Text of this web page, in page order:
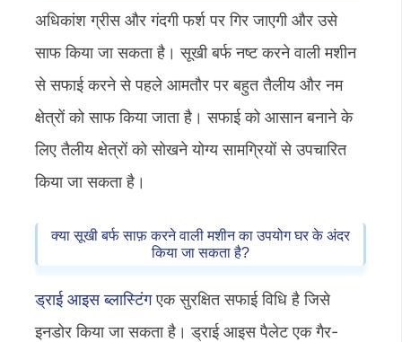
अधिकांश ग्रीस और गंदगी फर्श पर गिर जाएगी और उसे
साफ किया जा सकता है। सूखी बर्फ नष्ट करने वाली मशीन
से सफाई करने से पहले आमतौर पर बहुत तैलीय और नम
क्षेत्रों को साफ किया जाता है। सफाई को आसान बनाने के
लिए तैलीय क्षेत्रों को सोखने योग्य सामग्रियों से उपचारित
किया जा सकता है।
क्या सूखी बर्फ साफ़ करने वाली मशीन का उपयोग घर के अंदर
किया जा सकता है?
ड्राई आइस ब्लास्टिंगएक सुरक्षित सफाई विधि है जिसे
इनडोर किया जा सकता है। ड्राई आइस पैलेट एक गैर-